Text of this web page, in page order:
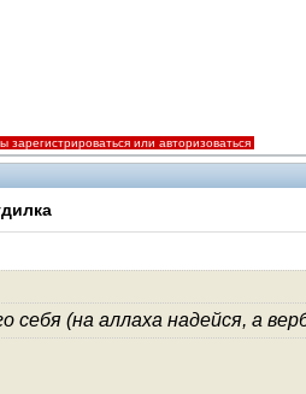
или авторизоваться
себя (на аллаха надейся, а